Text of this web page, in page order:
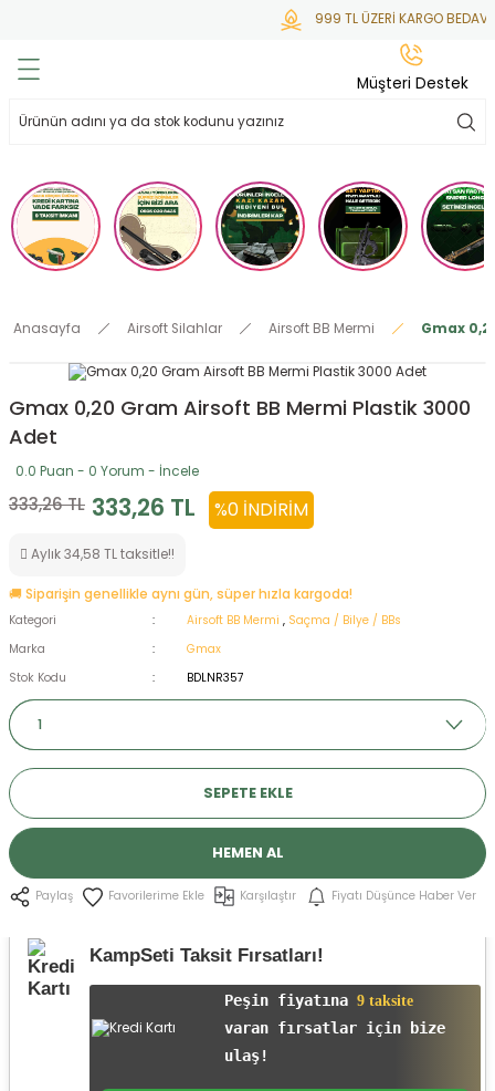
999 TL ÜZERİ KARGO BEDAVA
Anasayfa Airsoft Silahlar Airsoft BB Mermi Gmax
Gmax 0,20 Gram Airsoft BB Mermi Plastik 3000
Adet
0.0 Puan - 0 Yorum - İncele
333,26 TL 333,26 TL %0 İNDIRIM
Aylık 34,58 TL taksitle!!
🚚 Siparişin genellikle aynı gün, süper hızla kargoda!
Kategori Airsoft BB Mermi , Saçma / Bilye / BBs
Marka
Gmax
Stok Kodu
BDLNR357
SEPETE EKLE
HEMEN AL
Paylaş Karşılaştır Fiyatı Düşünce Haber Ver
KampSeti Taksit Fırsatları!
Peşin fiyatına 9 taksite
varan fırsatlar için bize
ulaş!